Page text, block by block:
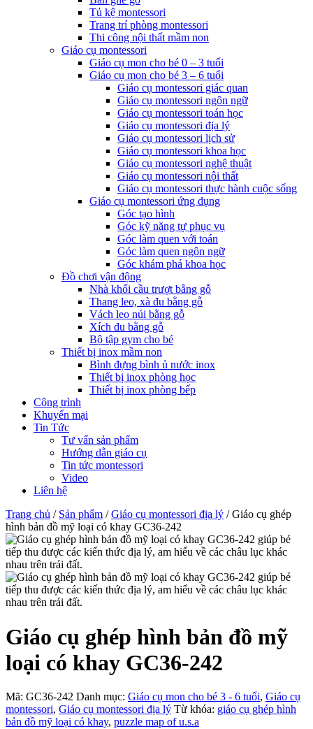
Tủ kệ montessori
Trang trí phòng montessori
Thi công nội thất mầm non
Giáo cụ montessori
Giáo cụ mon cho bé 0 – 3 tuổi
Giáo cụ mon cho bé 3 – 6 tuổi
Giáo cụ montessori giác quan
Giáo cụ montessori ngôn ngữ
Giáo cụ montessori toán học
Giáo cụ montessori địa lý
Giáo cụ montessori lịch sử
Giáo cụ montessori khoa học
Giáo cụ montessori nghệ thuật
Giáo cụ montessori nội thất
Giáo cụ montessori thực hành cuộc sống
Giáo cụ montessori ứng dụng
Góc tạo hình
Góc kỹ năng tự phục vụ
Góc làm quen với toán
Góc làm quen ngôn ngữ
Góc khám phá khoa học
Đồ chơi vận động
Nhà khối cầu trượt bằng gỗ
Thang leo, xà đu bằng gỗ
Vách leo núi bằng gỗ
Xích đu bằng gỗ
Bộ tập gym cho bé
Thiết bị inox mầm non
Bình đựng bình ủ nước inox
Thiết bị inox phòng học
Thiết bị inox phòng bếp
Công trình
Khuyến mại
Tin Tức
Tư vấn sản phẩm
Hướng dẫn giáo cụ
Tin tức montessori
Video
Liên hệ
Trang chủ / Sản phẩm /Giáo cụ montessori địa lý / Giáo cụ ghép
hình bản đồ mỹ loại có khay GC36-242
Giáo cụ ghép hình bản đồ mỹ
loại có khay GC36-242
Mã: GC36-242 Danh mục: Giáo cụ mon cho bé 3 - 6 tuổi, Giáo cụ
montessori, Giáo cụ montessori địa lý Từ khóa: giáo cụ ghép hình
bản đồ mỹ loại có khay, puzzle map of u.s.a